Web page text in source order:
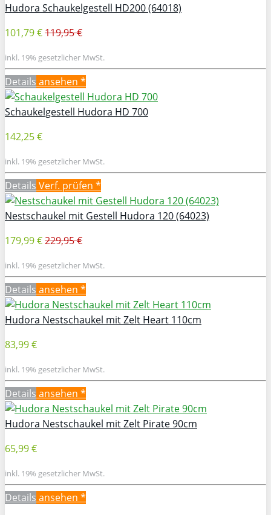
Hudora Schaukelgestell HD200 (64018)
101,79 €119,95 €
inkl. 19% gesetzlicher MwSt.
Details ansehen *
Schaukelgestell Hudora HD 700
142,25 €
inkl. 19% gesetzlicher MwSt.
Details Verf. prüfen *
Nestschaukel mit Gestell Hudora 120 (64023)
179,99 €229,95 €
inkl. 19% gesetzlicher MwSt.
Details ansehen *
Hudora Nestschaukel mit Zelt Heart 110cm
83,99 €
inkl. 19% gesetzlicher MwSt.
Details ansehen *
Hudora Nestschaukel mit Zelt Pirate 90cm
65,99 €
inkl. 19% gesetzlicher MwSt.
Details ansehen *